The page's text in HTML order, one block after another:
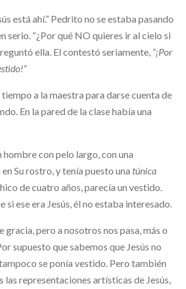
está ahí.” Pedrito no se estaba pasando
serio. “¿Por qué NO quieres ir al cielo si
ella. El contestó seriamente, “¡Por
a la maestra para darse cuenta de
En la pared de la clase había una
hombre con pelo largo, con una
Su rostro, y tenía puesto una túnica
de cuatro años, parecía un vestido.
si ese era Jesús, él no estaba interesado.
gracia, pero a nosotros nos pasa, más o
supuesto que sabemos que Jesús no
se ponía vestido. Pero también
las representaciones artísticas de Jesús,